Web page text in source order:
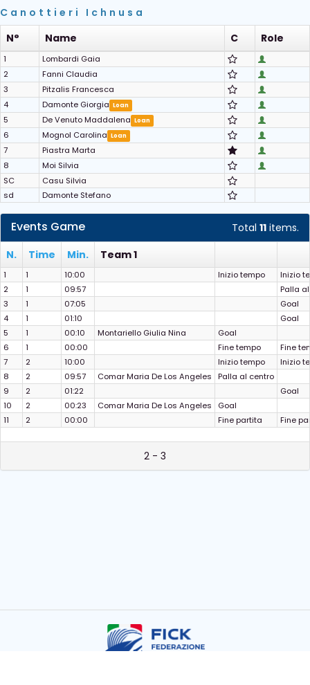
Canottieri Ichnusa
N°
Name C Role
1
Lombardi Gaia
2
Fanni Claudia
3
Pitzalis Francesca
4
Damonte Giorgia Loan
5 De Venuto Maddalena Loan
6 Mognol Carolina Loan
7
Piastra Marta
8
Moi Silvia
SC
Casu Silvia
sd
Damonte Stefano
Total 11 items.
Events Game
N. Time Min. Team 1
1 1 10:00 Inizio tempo
Inizio
2
1 09:57
Palla
3
1 07:05
Goal
4
1 01:10
Goal
5
1 00:10 Montariello Giulia Nina
Goal
6
1 00:00 Fine tempo
Fine
7
2 10:00 Inizio tempo
Inizio
8
2 09:57 Comar Maria De Los Angeles
Palla al centro
9
2 01:22
Goal
10
2 00:23 Comar Maria De Los Angeles
Goal
11
2 00:00 Fine partita Fine
2 - 3